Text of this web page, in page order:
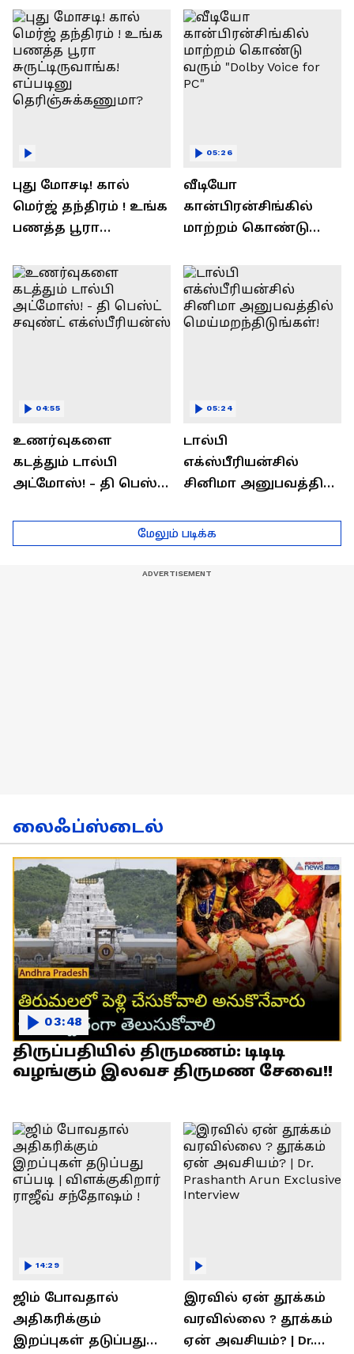
புது மோசடி! கால்
மெர்ஜ் தந்திரம் ! உங்க
பணத்த பூரா
எப்படினு
தெரிஞ்சுக்கணுமா?
வீடியோ
கான்பிரன்சிங்கில்
மாற்றம் கொண்டு
PC"
05:26
உணர்வுகளை
கடத்தும் டால்பி
அட்மோஸ்! - தி பெஸ்ட்
எக்ஸ்பீரியன்ஸ்
04:55
டால்பி
எக்ஸ்பீரியன்சில்
சினிமா அனுபவத்தில்
05:24
மேலும் படிக்க
லைஃப்ஸ்டைல்
திருப்பதியில் திருமணம்: டிடிடி
வழங்கும் இலவச திருமண சேவை!!
03:48
ஜிம் போவதால்
அதிகரிக்கும்
இறப்புகள் தடுப்பது
14:29
இரவில் ஏன் தூக்கம்
வரவில்லை ? தூக்கம்
ஏன் அவசியம்? | Dr.